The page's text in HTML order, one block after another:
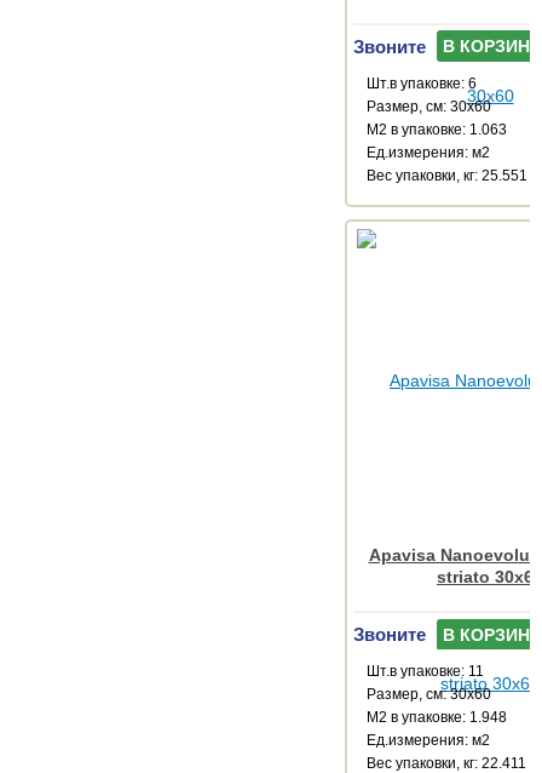
Звоните В КОРЗИНУ
Шт.в упаковке: 6
Размер, см: 30x60
М2 в упаковке: 1.063
Ед.измерения: м2
Веc упаковки, кг: 25.551
Apavisa
striato 30x60
Звоните В КОРЗИНУ
Шт.в упаковке: 11
Размер, см: 30x60
М2 в упаковке: 1.948
Ед.измерения: м2
Веc упаковки, кг: 22.411